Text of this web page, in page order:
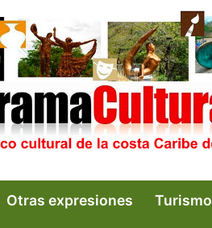
Otras expresiones Turismo